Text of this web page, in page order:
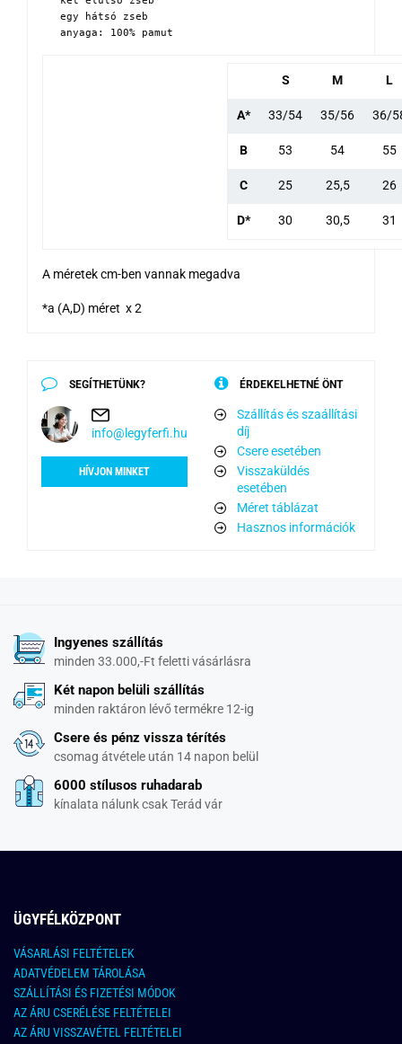
egy hátsó zseb
anyaga: 100% pamut
S M L
A* 33/54 35/56 36/
B 53 54 55
C 25 25,5 26
D* 30 30,5 31
A méretek cm-ben vannak megadva
*a (A,D) méret x 2
SEGÍTHETÜNK?
info@legyferfi.hu
HÍVJON MINKET
ÉRDEKELHETNÉ ÖNT
Szállítás és szaállítási
díj
Csere esetében
Visszaküldés
esetében
Méret táblázat
Hasznos információk
Ingyenes szállítás
minden 33.000,-Ft feletti vásárlásra
Két napon belüli szállítás
minden raktáron lévő termékre 12-ig
Csere és pénz vissza térítés
csomag átvétele után 14 napon belül
6000 stílusos ruhadarab
kínalata nálunk csak Terád vár
ÜGYFÉLKÖZPONT
VÁSARLÁSI FELTÉTELEK
ADATVÉDELEM TÁROLÁSA
SZÁLLÍTÁSI ÉS FIZETÉSI MÓDOK
AZ ÁRU CSERÉLÉSE FELTÉTELEI
AZ ÁRU VISSZAVÉTEL FELTÉTELEI